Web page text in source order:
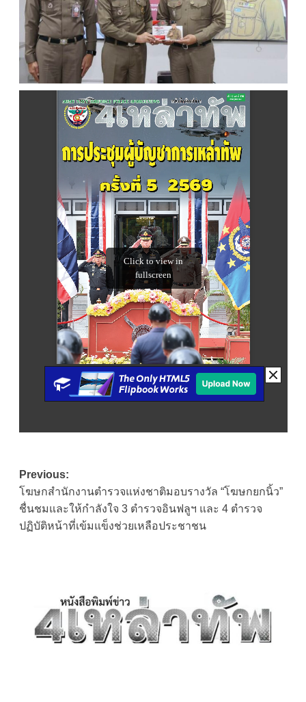
Post
navigation
Previous:
โฆษกสำนักงานตำรวจแห่งชาติมอบรางวัล “โฆษกยกนิ้ว”
ชื่นชมและให้กำลังใจ 3 ตำรวจอินฟลูฯ และ 4 ตำรวจ
ปฏิบัติหน้าที่เข้มแข็งช่วยเหลือประชาชน